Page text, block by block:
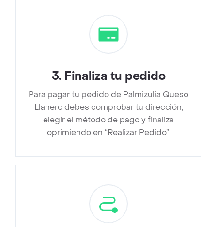
3. Finaliza tu pedido
Para pagar tu pedido de Palmizulia Queso
Llanero debes comprobar tu dirección,
elegir el método de pago y finaliza
oprimiendo en “Realizar Pedido”.